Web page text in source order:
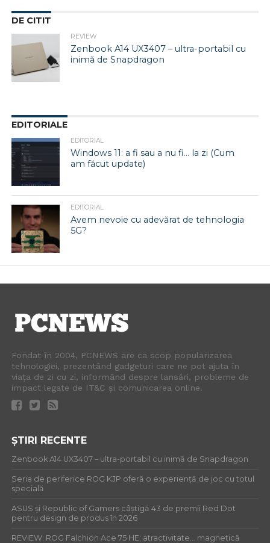
DE CITIT
REVIEW
Zenbook A14 UX3407 – ultra-portabil cu
inimă de Snapdragon
EDITORIALE
EDITORIAL
Windows 11: a fi sau a nu fi… la zi (Cum
am făcut update)
EDITORIAL
Avem nevoie cu adevărat de tehnologia
5G?
Fondat în 2004, PCNEWS are ca scop popularizarea
tehnologiei, prezentând gadgeturi care ne pot ajuta în
viața de zi cu zi, informând despre lansări, probleme de
impact legate de IT&C și comunicarea online.
ȘTIRI RECENTE
Zenbook A14 UX3407 – ultra-portabil cu inimă de Snapdragon
Seria de periferice ROG KJP oferă o experiență de joc cu totul
specială
ASUS și Republic of Gamers câștigă 43 de premii Red Dot
pentru design de produs în 2026
REVIEW: ROG Falchion Ace 75 HE: atractivitate… magnetică